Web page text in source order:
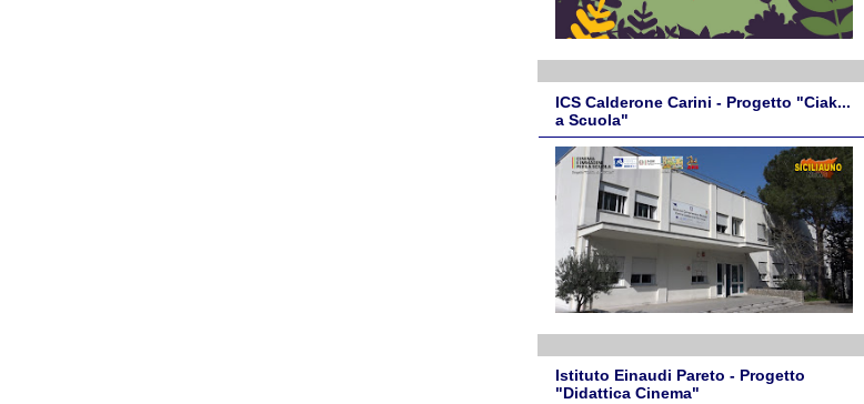
ICS Calderone Carini - Progetto "Ciak...
a Scuola"
Istituto Einaudi Pareto - Progetto
"Didattica Cinema"